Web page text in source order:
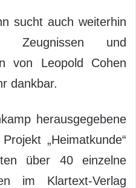
sucht auch weiterhin
Zeugnissen und
von Leopold Cohen
dankbar.
herausgegebene
„Heimatkunde“
über 40 einzelne
im Klartext-Verlag